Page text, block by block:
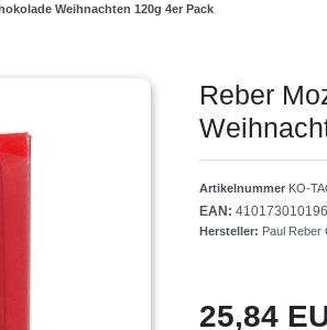
Weihnachten 120g 4er Pack
Reber
Artikelnummer KO-
EAN:
Hersteller: Paul Reber
25,84